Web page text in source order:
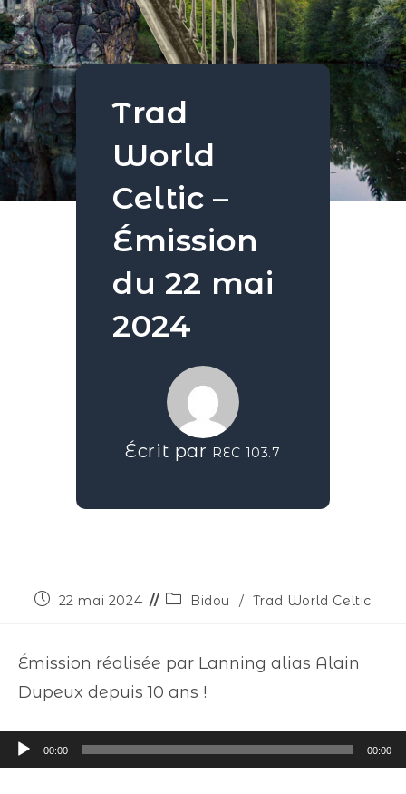
Trad
World
Celtic –
Émission
du 22 mai
2024
Écrit par REC 103.7
22 mai 2024 Bidou / Trad World Celtic
Émission réalisée par Lanning alias Alain
Dupeux depuis 10 ans !
Lecteur
audio
00:00 00:00